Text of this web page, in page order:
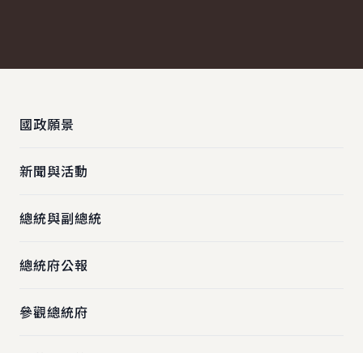
國政願景
新聞與活動
總統與副總統
總統府公報
參觀總統府